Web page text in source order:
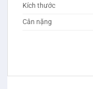
Kích thước
Cân nặng